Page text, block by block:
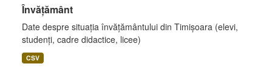
Învățământ
Date despre situația învățământului din Timișoara (elevi,
studenți, cadre didactice, licee)
CSV